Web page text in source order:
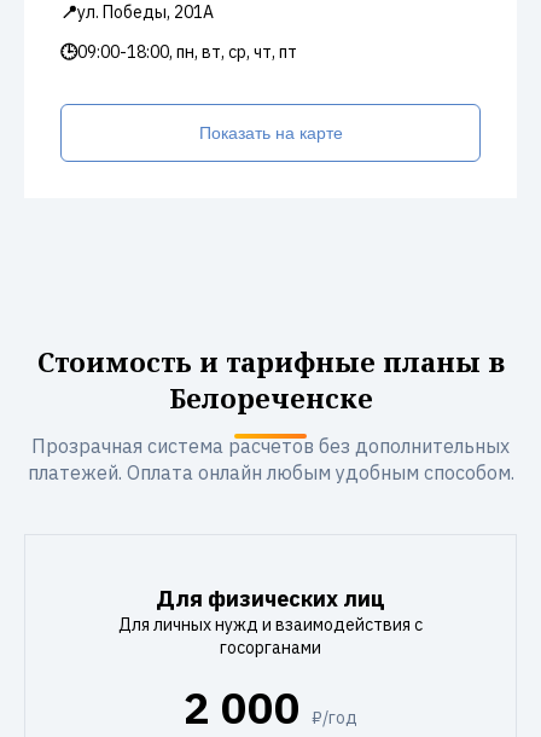
📍ул. Победы, 201А
🕒09:00-18:00, пн, вт, ср, чт, пт
Показать на карте
Стоимость и тарифные планы в
Белореченске
Прозрачная система расчетов без дополнительных
платежей. Оплата онлайн любым удобным способом.
Для физических лиц
Для личных нужд и взаимодействия с
госорганами
2 000 ₽/год